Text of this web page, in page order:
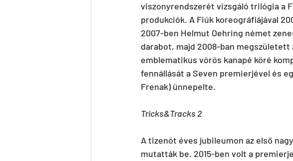
viszonyrendszerét vizsgáló trilógia a
produkciók. A Fiúk koreográfiájával
2007-ben Helmut Oehring német
darabot, majd 2008-ban
emblematikus vörös kanapé köré
fennállását a Seven premierjével és
Frenak) ünnepelte.
Tricks&Tracks 2
A tizenöt éves jubileumon az első
mutatták be. 2015-ben volt a